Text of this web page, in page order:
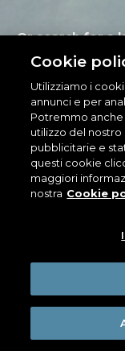
Or search for a
Cookie
Utilizziamo i
annunci e per
Potremmo
utilizzo del
pubblicitarie e
questi cookie
maggiori
nostra Cookie